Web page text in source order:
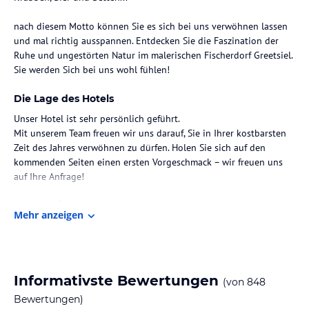
nach diesem Motto können Sie es sich bei uns verwöhnen lassen
und mal richtig ausspannen. Entdecken Sie die Faszination der
Ruhe und ungestörten Natur im malerischen Fischerdorf Greetsiel.
Die Lage des Hotels
Unser Hotel ist sehr persönlich geführt.
Mit unserem Team freuen wir uns darauf, Sie in Ihrer kostbarsten
Zeit des Jahres verwöhnen zu dürfen. Holen Sie sich auf den
kommenden Seiten einen ersten Vorgeschmack – wir freuen uns
Gastronomie im Hotel
Restaurant Upkammer:
Mehr anzeigen
Informativste Bewertungen (von 848
Bewertungen)